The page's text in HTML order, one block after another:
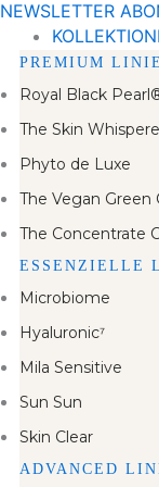
Zum
Inhalt
springen
NEWSLETTER
PREMIUM
Royal Black
The Skin
Phyto de Luxe
The Vegan Green
The Concentrate
ESSENZIELLE
Microbiome
Hyaluronic⁷
Mila Sensitive
Sun Sun
Skin Clear
ADVANCED